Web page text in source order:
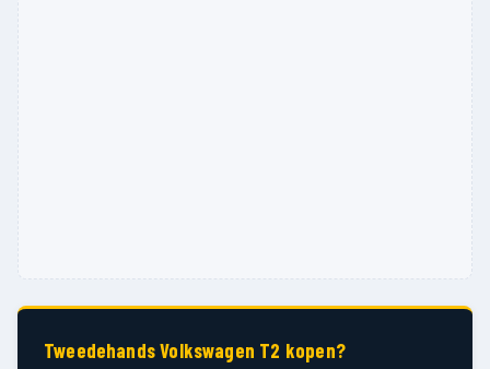
Tweedehands Volkswagen T2 kopen?